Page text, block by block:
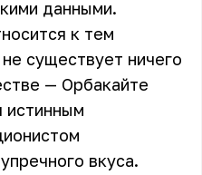
данными.
к тем
существует ничего
— Орбакайте
истинным
вкуса.